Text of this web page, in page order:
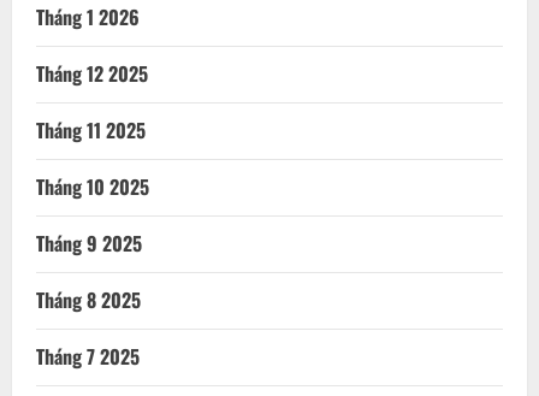
Tháng 1 2026
Tháng 12 2025
Tháng 11 2025
Tháng 10 2025
Tháng 9 2025
Tháng 8 2025
Tháng 7 2025